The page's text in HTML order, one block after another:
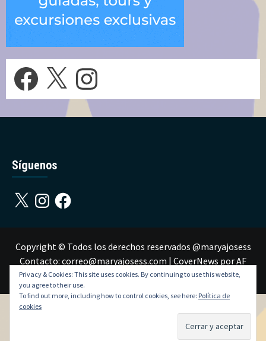
Facebook Instagram
Síguenos
X InstagramFacebook
Copyright © Todos los derechos reservados @maryajosess
Contacto: correo@maryajosess.com | CoverNews por AF
themes.
Privacy & Cookies: This site uses cookies. By continuing to use this website,
you agree to their use.
To find out more, including how to control cookies, see here: Política de
cookies